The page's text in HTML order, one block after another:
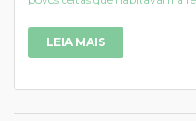
LEIA MAIS